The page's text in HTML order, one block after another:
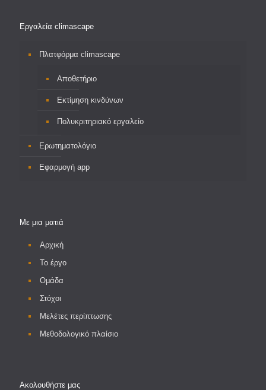
Εργαλεία climascape
Πλατφόρμα climascape
Αποθετήριο
Εκτίμηση κινδύνων
Πολυκριτηριακό εργαλείο
Ερωτηματολόγιο
Εφαρμογή app
Με μια ματιά
Αρχική
Το έργο
Ομάδα
Στόχοι
Μελέτες περίπτωσης
Μεθοδολογικό πλαίσιο
Ακολουθήστε μας